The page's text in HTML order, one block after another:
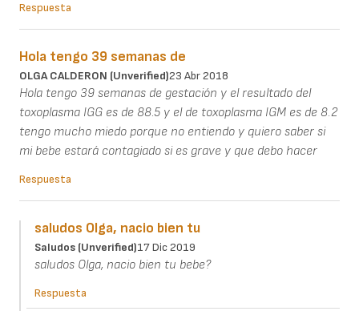
Respuesta
Hola tengo 39 semanas de
OLGA CALDERON (unverified)23 Abr 2018
Hola tengo 39 semanas de gestación y el resultado del
toxoplasma IGG es de 88.5 y el de toxoplasma IGM es de 8.2
tengo mucho miedo porque no entiendo y quiero saber si
mi bebe estará contagiado si es grave y que debo hacer
Respuesta
saludos Olga, nacio bien tu
Saludos (unverified)17 Dic 2019
saludos Olga, nacio bien tu bebe?
Respuesta